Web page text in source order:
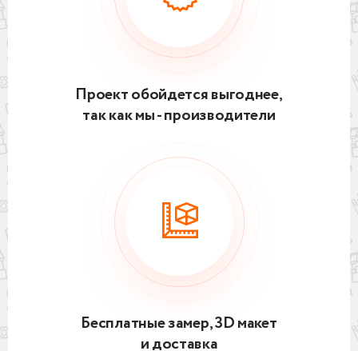
Проект обойдется выгоднее,
так как мы - производители
Бесплатные замер, 3D макет
и доставка